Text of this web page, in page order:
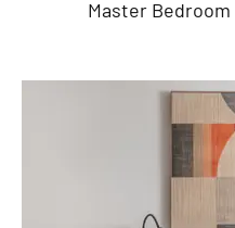
Master Bedroom